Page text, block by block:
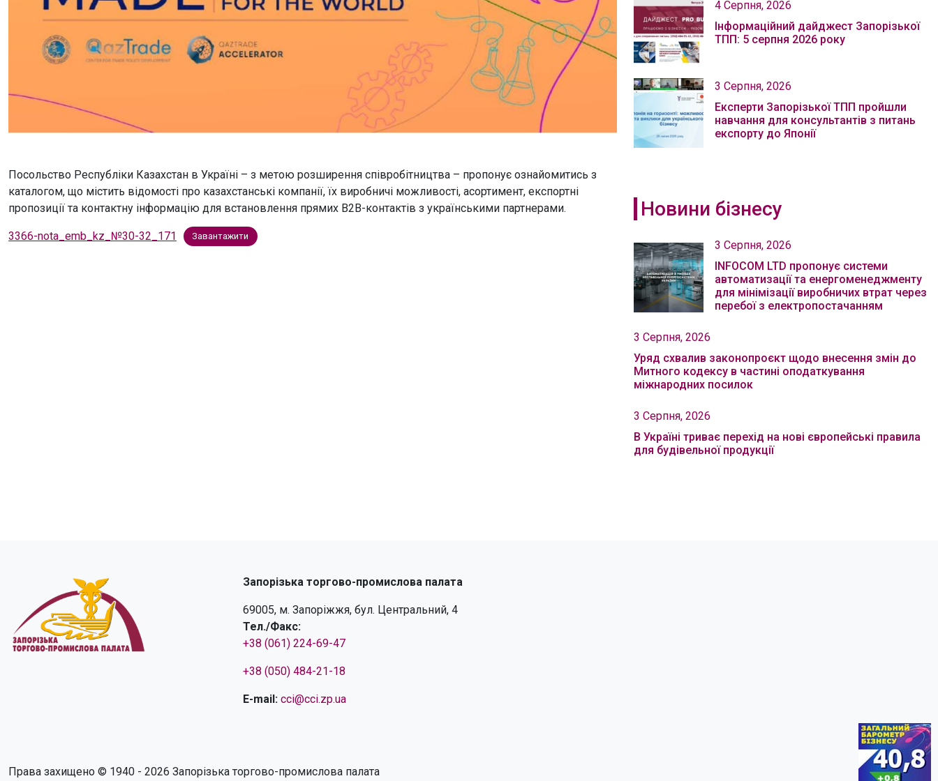
Посольство Республіки Казахстан в Україні – з метою розширення співробітництва – пропонує ознайомитись з
каталогом, що містить відомості про казахстанські компанії, їх виробничі можливості, асортимент, експортні
пропозиції та контактну інформацію для встановлення прямих B2B-контактів з українськими партнерами.
3366-nota_emb_kz_№30-32_171 Завантажити
4 Серпня, 2026
Інформаційний дайджест Запорізької
ТПП: 5 серпня 2026 року
3 Серпня, 2026
Експерти Запорізької ТПП пройшли
навчання для консультантів з питань
експорту до Японії
Новини бізнесу
3 Серпня, 2026
INFOCOM LTD пропонує системи
автоматизації та енергоменеджменту
для мінімізації виробничих втрат через
перебої з електропостачанням
3 Серпня, 2026
Уряд схвалив законопроєкт щодо внесення змін до
Митного кодексу в частині оподаткування
міжнародних посилок
3 Серпня, 2026
В Україні триває перехід на нові європейські правила
для будівельної продукції
Запорізька торгово-промислова палата
69005, м. Запоріжжя, бул. Центральний, 4
Тел./Факс:
+38 (061) 224-69-47
+38 (050) 484-21-18
E-mail: cci@cci.zp.ua
Права захищено © 1940 - 2026 Запорізька торгово-промислова палата